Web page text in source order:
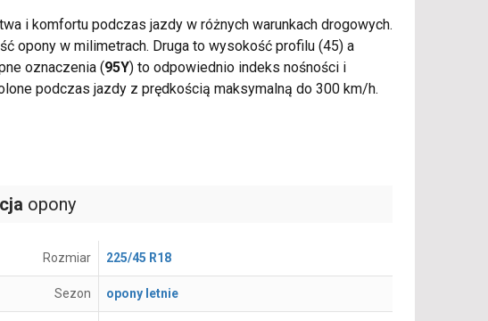
i komfortu podczas jazdy w różnych warunkach drogowych.
opony w milimetrach. Druga to wysokość profilu (45) a
oznaczenia (95Y) to odpowiednio indeks nośności i
podczas jazdy z prędkością maksymalną do 300 km/h.
opony
Rozmiar 225/45 R18
Sezon opony letnie